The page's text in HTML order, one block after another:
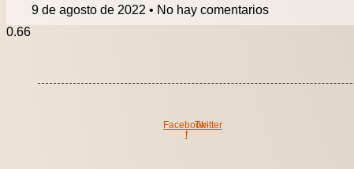
9 de agosto de 2022
No hay comentarios
Facebook-
f
Twitter